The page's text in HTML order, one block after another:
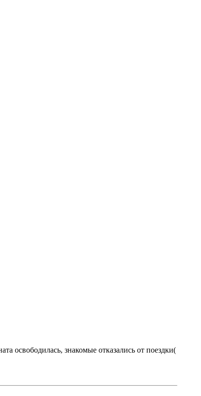
освободилась, знакомые отказались от поездки(